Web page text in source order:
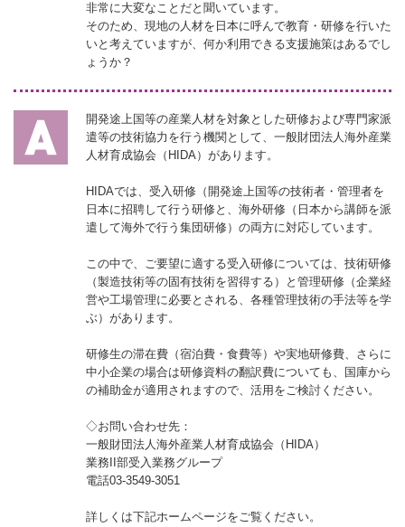
非常に大変なことだと聞いています。
そのため、現地の人材を日本に呼んで教育・研修を行いた
いと考えていますが、何か利用できる支援施策はあるでし
ょうか？
開発途上国等の産業人材を対象とした研修および専門家派
遣等の技術協力を行う機関として、一般財団法人海外産業
人材育成協会（HIDA）があります。
HIDAでは、受入研修（開発途上国等の技術者・管理者を
日本に招聘して行う研修と、海外研修（日本から講師を派
遣して海外で行う集団研修）の両方に対応しています。
この中で、ご要望に適する受入研修については、技術研修
（製造技術等の固有技術を習得する）と管理研修（企業経
営や工場管理に必要とされる、各種管理技術の手法等を学
ぶ）があります。
研修生の滞在費（宿泊費・食費等）や実地研修費、さらに
中小企業の場合は研修資料の翻訳費についても、国庫から
の補助金が適用されますので、活用をご検討ください。
◇お問い合わせ先：
一般財団法人海外産業人材育成協会（HIDA）
業務II部受入業務グループ
電話03-3549-3051
詳しくは下記ホームページをご覧ください。